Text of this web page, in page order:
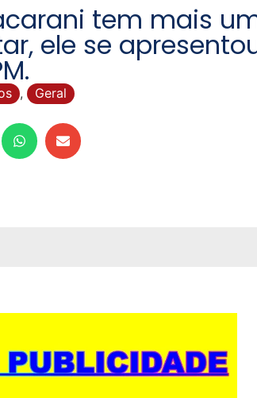
tem mais
ele se
, Geral